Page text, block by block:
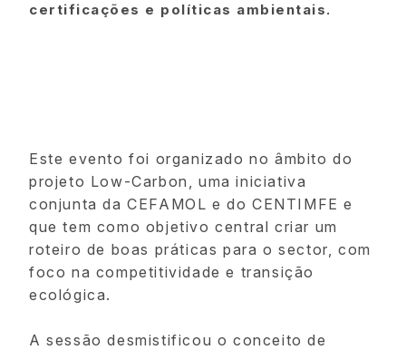
certificações e políticas ambientais.
Este evento foi organizado no âmbito do
projeto Low-Carbon, uma iniciativa
conjunta da CEFAMOL e do CENTIMFE e
que tem como objetivo central criar um
roteiro de boas práticas para o sector, com
foco na competitividade e transição
ecológica.
A sessão desmistificou o conceito de